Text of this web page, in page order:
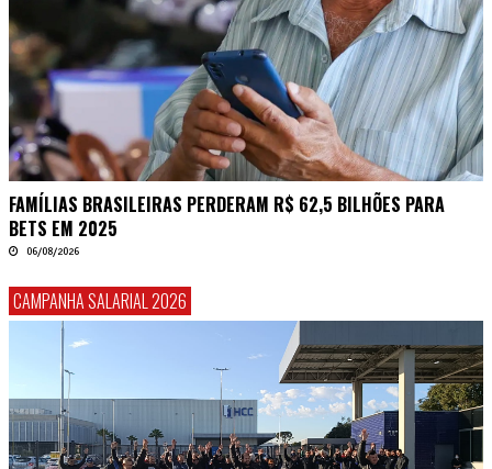
FAMÍLIAS BRASILEIRAS PERDERAM R$ 62,5 BILHÕES PARA
BETS EM 2025
06/08/2026
CAMPANHA SALARIAL 2026